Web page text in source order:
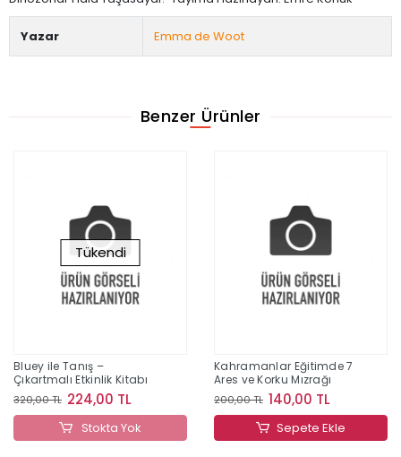
Yazar Emma de Woot
Benzer Ürünler
Tükendi
Bluey ile Tanış –
Çıkartmalı Etkinlik Kitabı
320,00 TL 224,00 TL
Stokta Yok
Kahramanlar Eğitimde 7
Ares ve Korku Mızrağı
200,00 TL 140,00 TL
Sepete Ekle